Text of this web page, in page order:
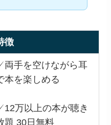
徴
両手を空けながら耳
本を楽しめる
万以上の本が聴き
題 30日無料